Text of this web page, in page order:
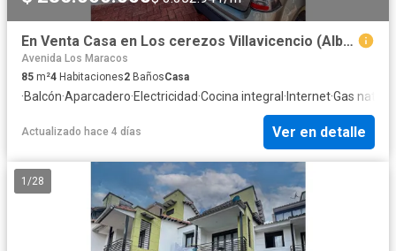
En Venta Casa en Los cerezos Villavicencio (Alborada) C3076
Avenida Los Maracos
85 m²4 Habitaciones2 BañosCasa
·Balcón·Aparcadero·Electricidad·Cocina integral·Internet·Gas natural
Actualizado hace 4 días Ver en detalle
1 /28